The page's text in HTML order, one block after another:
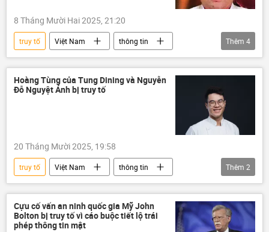
8 Tháng Mười Hai 2025, 21:20
truy tố Việt Nam
thông tin
Pháp luật
Đức
Bộ Công an Việt Nam
công an
Thêm 4
Hoàng Tùng của Tung Dining và Nguyễn
Đỗ Nguyệt Ánh bị truy tố
20 Tháng Mười 2025, 19:58
truy tố Việt Nam
thông tin
Pháp luật
Xã hội
Thêm 2
Cựu cố vấn an ninh quốc gia Mỹ John
Bolton bị truy tố vì cáo buộc tiết lộ trái
phép thông tin mật